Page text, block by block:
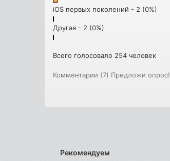
iOS первых поколений - 2 (0%)
Другая - 2 (0%)
Всего голосовало 254 человек
Комментарии (7) Предложи опрос!
Рекомендуем